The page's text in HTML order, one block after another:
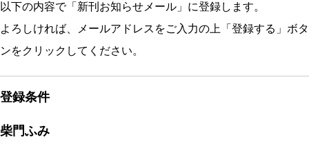
以下の内容で「新刊お知らせメール」に登録します。
よろしければ、メールアドレスをご入力の上「登録する」ボタ
ンをクリックしてください。
登録条件
柴門ふみ